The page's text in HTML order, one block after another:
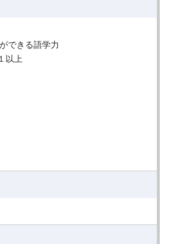
できる語学力
以上